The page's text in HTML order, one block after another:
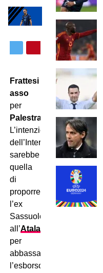
Frattesi
asso
per
Palestra
L’intenzione
dell’Inter
sarebbe
quella
di
proporre
l’ex
Sassuolo
all’Atalanta
per
abbassare
l’esborso